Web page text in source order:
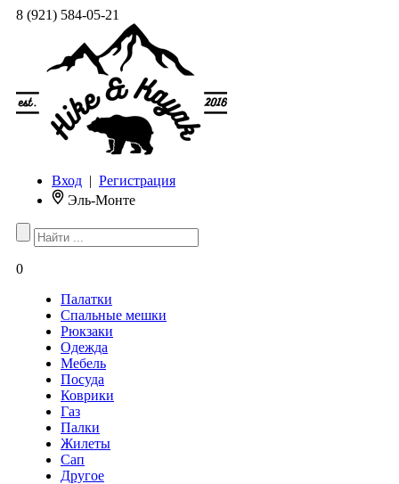
8 (921) 584-05-21
Вход | Регистрация
Эль-Монте
0
Палатки
Спальные мешки
Рюкзаки
Одежда
Мебель
Посуда
Коврики
Газ
Палки
Жилеты
Сап
Другое